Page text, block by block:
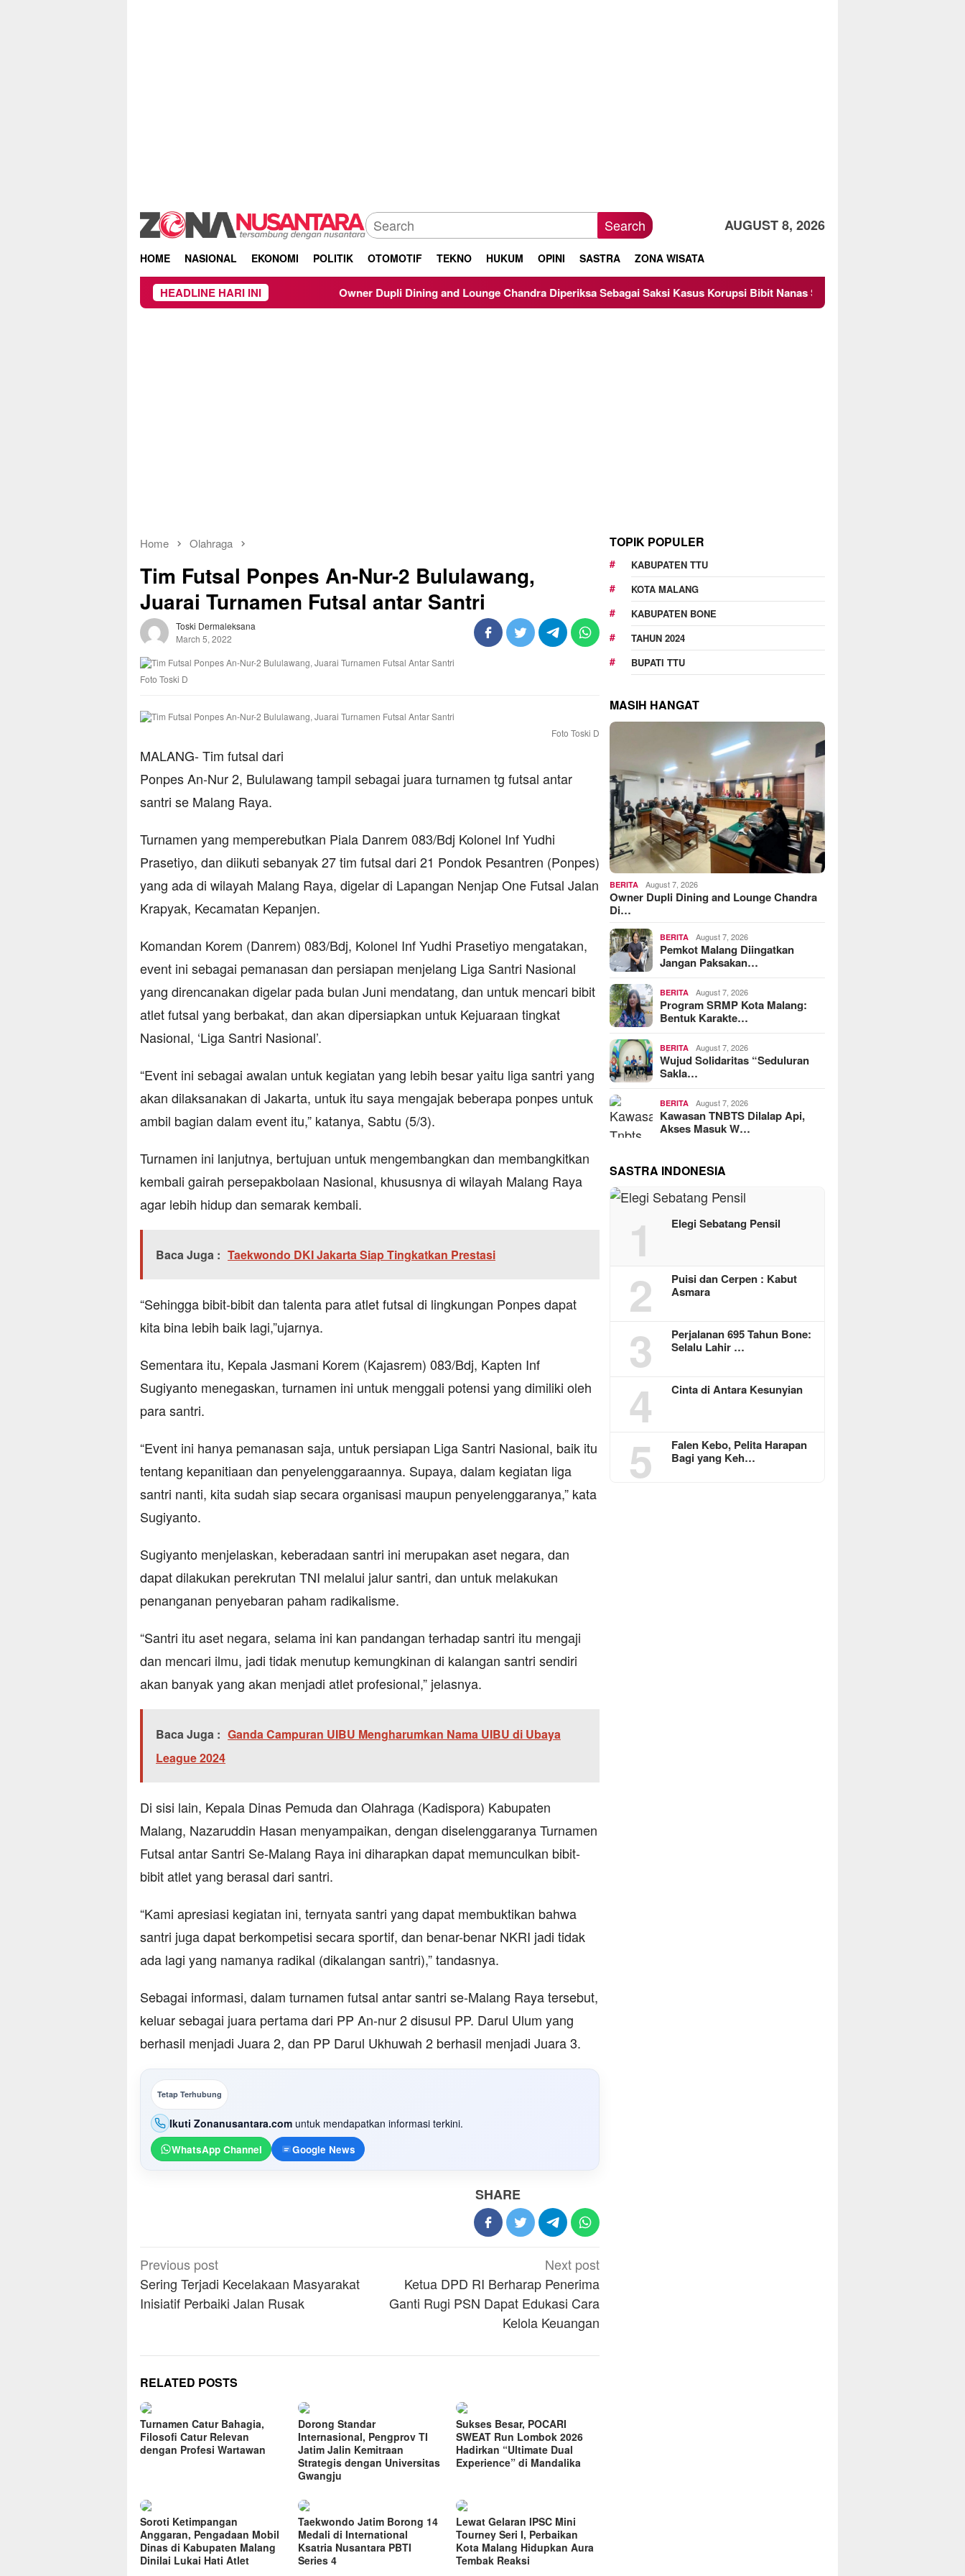
Search AUGUST 8, 2026
HOME NASIONAL EKONOMI POLITIK OTOMOTIF TEKNO HUKUM OPINI SASTRA ZONA WISATA
HEADLINE HARI INIOwner Dupli Dining and Lounge Chandra Diperiksa Sebagai Saksi Kasus Korupsi Bibit Nanas Sulsel Rp 52,4 Miliar
Home Olahraga
Tim Futsal Ponpes An-Nur-2 Bululawang,
Juarai Turnamen Futsal antar Santri
Toski Dermaleksana
March 5, 2022
Foto Toski D
Foto Toski D
MALANG- Tim futsal dari
Ponpes An-Nur 2, Bululawang tampil sebagai juara turnamen tg futsal antar
santri se Malang Raya.
Turnamen yang memperebutkan Piala Danrem 083/Bdj Kolonel Inf Yudhi
Prasetiyo, dan diikuti sebanyak 27 tim futsal dari 21 Pondok Pesantren (Ponpes)
yang ada di wilayah Malang Raya, digelar di Lapangan Nenjap One Futsal Jalan
Krapyak, Kecamatan Kepanjen.
Komandan Korem (Danrem) 083/Bdj, Kolonel Inf Yudhi Prasetiyo mengatakan,
event ini sebagai pemanasan dan persiapan menjelang Liga Santri Nasional
yang direncanakan digelar pada bulan Juni mendatang, dan untuk mencari bibit
atlet futsal yang berbakat, dan akan dipersiapkan untuk Kejuaraan tingkat
Nasional, ‘Liga Santri Nasional’.
“Event ini sebagai awalan untuk kegiatan yang lebih besar yaitu liga santri yang
akan dilaksanakan di Jakarta, untuk itu saya mengajak beberapa ponpes untuk
ambil bagian dalam event itu,” katanya, Sabtu (5/3).
Turnamen ini lanjutnya, bertujuan untuk mengembangkan dan membangkitkan
kembali gairah persepakbolaan Nasional, khususnya di wilayah Malang Raya
agar lebih hidup dan semarak kembali.
Baca Juga : Taekwondo DKI Jakarta Siap Tingkatkan Prestasi
“Sehingga bibit-bibit dan talenta para atlet futsal di lingkungan Ponpes dapat
kita bina lebih baik lagi,”ujarnya.
Sementara itu, Kepala Jasmani Korem (Kajasrem) 083/Bdj, Kapten Inf
Sugiyanto menegaskan, turnamen ini untuk menggali potensi yang dimiliki oleh
para santri.
“Event ini hanya pemanasan saja, untuk persiapan Liga Santri Nasional, baik itu
tentang kepanitiaan dan penyelenggaraannya. Supaya, dalam kegiatan liga
santri nanti, kita sudah siap secara organisasi maupun penyelenggaranya,” kata
Sugiyanto.
Sugiyanto menjelaskan, keberadaan santri ini merupakan aset negara, dan
dapat dilakukan perekrutan TNI melalui jalur santri, dan untuk melakukan
penanganan penyebaran paham radikalisme.
“Santri itu aset negara, selama ini kan pandangan terhadap santri itu mengaji
dan mencari ilmu, jadi tidak menutup kemungkinan di kalangan santri sendiri
akan banyak yang akan menjadi atlet profesional,” jelasnya.
Baca Juga : Ganda Campuran UIBU Mengharumkan Nama UIBU di Ubaya
League 2024
Di sisi lain, Kepala Dinas Pemuda dan Olahraga (Kadispora) Kabupaten
Malang, Nazaruddin Hasan menyampaikan, dengan diselenggaranya Turnamen
Futsal antar Santri Se-Malang Raya ini diharapkan dapat memunculkan bibit-
bibit atlet yang berasal dari santri.
“Kami apresiasi kegiatan ini, ternyata santri yang dapat membuktikan bahwa
santri juga dapat berkompetisi secara sportif, dan benar-benar NKRI jadi tidak
ada lagi yang namanya radikal (dikalangan santri),” tandasnya.
Sebagai informasi, dalam turnamen futsal antar santri se-Malang Raya tersebut,
keluar sebagai juara pertama dari PP An-nur 2 disusul PP. Darul Ulum yang
berhasil menjadi Juara 2, dan PP Darul Ukhuwah 2 berhasil menjadi Juara 3.
Tetap Terhubung
Ikuti Zonanusantara.com untuk mendapatkan informasi terkini.
WhatsApp Channel Google News
SHARE
Post
navigation
Previous post
Sering Terjadi Kecelakaan Masyarakat
Inisiatif Perbaiki Jalan Rusak
Next post
Ketua DPD RI Berharap Penerima
Ganti Rugi PSN Dapat Edukasi Cara
Kelola Keuangan
RELATED POSTS
Turnamen Catur Bahagia,
Filosofi Catur Relevan
dengan Profesi Wartawan
Dorong Standar
Internasional, Pengprov TI
Jatim Jalin Kemitraan
Strategis dengan Universitas
Gwangju
Sukses Besar, POCARI
SWEAT Run Lombok 2026
Hadirkan “Ultimate Dual
Experience” di Mandalika
Soroti Ketimpangan
Anggaran, Pengadaan Mobil
Dinas di Kabupaten Malang
Dinilai Lukai Hati Atlet
Taekwondo Jatim Borong 14
Medali di International
Ksatria Nusantara PBTI
Series 4
Lewat Gelaran IPSC Mini
Tourney Seri I, Perbaikan
Kota Malang Hidupkan Aura
Tembak Reaksi
TOPIK POPULER
KABUPATEN TTU
KOTA MALANG
KABUPATEN BONE
TAHUN 2024
BUPATI TTU
MASIH HANGAT
BERITA August 7, 2026
Owner Dupli Dining and Lounge Chandra
Di…
BERITA August 7, 2026
Pemkot Malang Diingatkan
Jangan Paksakan…
BERITA August 7, 2026
Program SRMP Kota Malang:
Bentuk Karakte…
BERITA August 7, 2026
Wujud Solidaritas “Seduluran
Sakla…
BERITA August 7, 2026
Kawasan TNBTS Dilalap Api,
Akses Masuk W…
SASTRA INDONESIA
1 Elegi Sebatang Pensil
2
Puisi dan Cerpen : Kabut
Asmara
3
Perjalanan 695 Tahun Bone:
Selalu Lahir …
4 Cinta di Antara Kesunyian
5
Falen Kebo, Pelita Harapan
Bagi yang Keh…